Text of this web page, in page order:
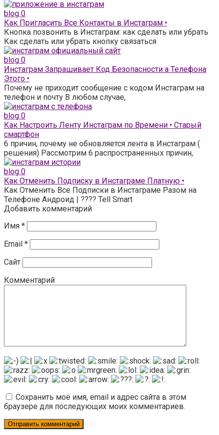
blog 0
Как Пригласить Все Контакты в Инстаграм •
Кнопка позвонить в Инстаграм: как сделать или убрать
Как сделать или убрать кнопку связаться
blog 0
Инстаграм Запрашивает Код Безопасности а Телефона
Этого •
Почему не приходит сообщение с кодом Инстаграм на
телефон и почту В любом случае,
blog 0
Как Настроить Ленту Инстаграм по Времени • Старый
смартфон
6 причин, почему не обновляется лента в Инстаграм (
решения) Рассмотрим 6 распространенных причин,
blog 0
Как Отменить Подписку в Инстаграме Платную •
Как Отменить Все Подписки в Инстаграме Разом на
Телефоне Андроид | ???? Tell Smart
Добавить комментарий
Имя *
Email *
Сайт
Комментарий
Сохранить моё имя, email и адрес сайта в этом
браузере для последующих моих комментариев.